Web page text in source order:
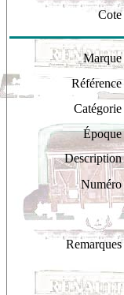
Cote
Marque
Référence
Catégorie
Époque
Description
Numéro
Remarques